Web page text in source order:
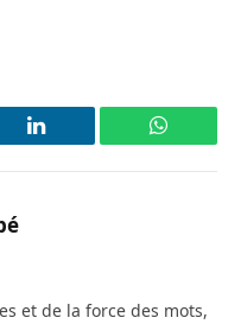
LinkedIn
et de la force des mots,